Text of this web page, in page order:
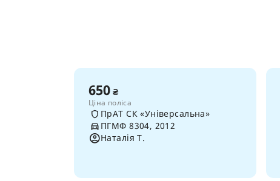
650 ₴
Ціна поліса
ПрАТ СК «Універсальна»
ПГМФ 8304, 2012
Наталія Т.